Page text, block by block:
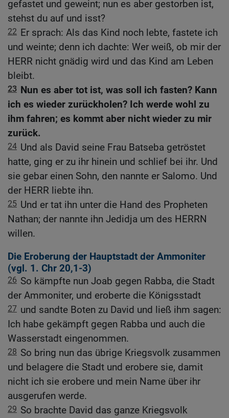
gefastet und geweint; nun es aber gestorben ist,
stehst du auf und isst?
22 Er sprach: Als das Kind noch lebte, fastete ich
und weinte; denn ich dachte: Wer weiß, ob mir der
HERR nicht gnädig wird und das Kind am Leben
bleibt.
23 Nun es aber tot ist, was soll ich fasten? Kann
ich es wieder zurückholen? Ich werde wohl zu
ihm fahren; es kommt aber nicht wieder zu mir
zurück.
24 Und als David seine Frau Batseba getröstet
hatte, ging er zu ihr hinein und schlief bei ihr. Und
sie gebar einen Sohn, den nannte er Salomo. Und
der HERR liebte ihn.
25 Und er tat ihn unter die Hand des Propheten
Nathan; der nannte ihn Jedidja um des HERRN
willen.
Die Eroberung der Hauptstadt der Ammoniter
(vgl. 1. Chr 20,1-3)
26 So kämpfte nun Joab gegen Rabba, die Stadt
der Ammoniter, und eroberte die Königsstadt
27 und sandte Boten zu David und ließ ihm sagen:
Ich habe gekämpft gegen Rabba und auch die
Wasserstadt eingenommen.
28 So bring nun das übrige Kriegsvolk zusammen
und belagere die Stadt und erobere sie, damit
nicht ich sie erobere und mein Name über ihr
ausgerufen werde.
29 So brachte David das ganze Kriegsvolk